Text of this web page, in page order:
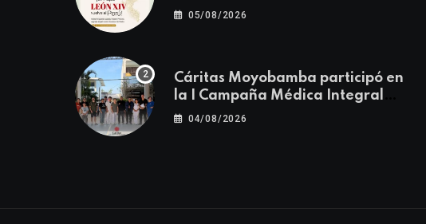
del 11 al 17 de noviembre
05/08/2026
Cáritas Moyobamba participó en
la I Campaña Médica Integral
Gratuita llevando salud y
04/08/2026